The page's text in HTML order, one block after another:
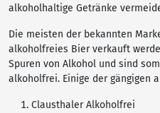
alkoholhaltige Getränke
Die meisten der bekannten
alkoholfreies Bier verkauft
Spuren von Alkohol und sind
alkoholfrei. Einige der gängigen
Clausthaler Alkoholfrei